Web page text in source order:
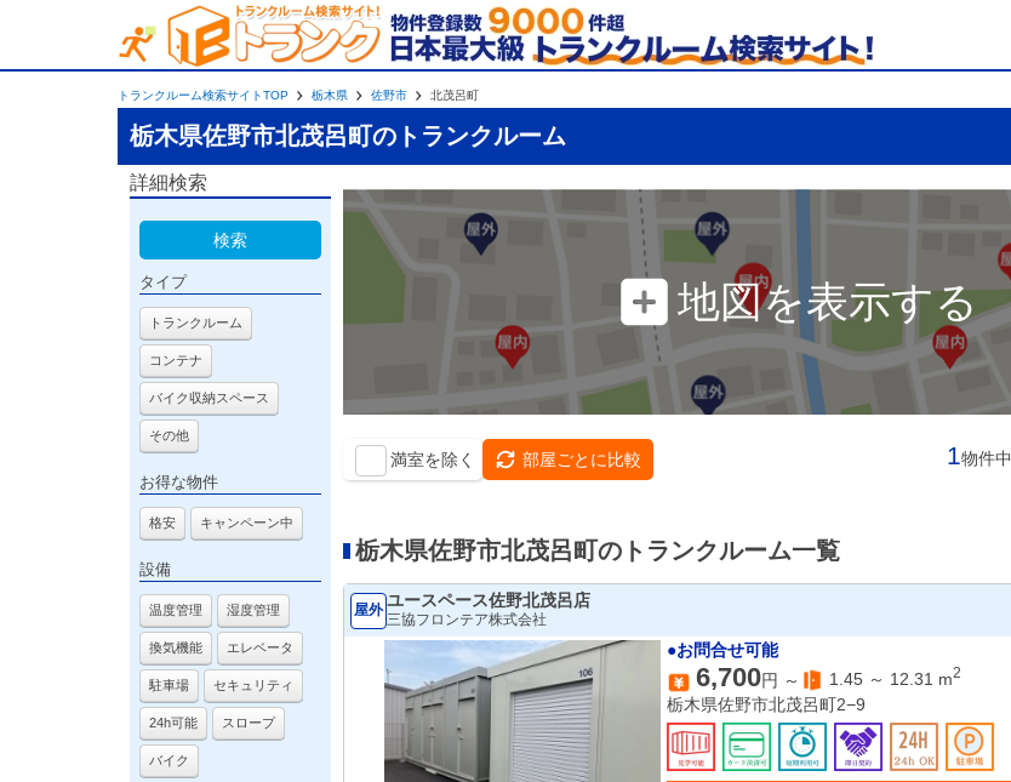
トランクルーム検索サイトTOP 栃木県 佐野市 北茂呂町
栃木県佐野市北茂呂町のトランクルーム
詳細検索
検索
タイプ
トランクルーム
コンテナ
バイク収納スペース
その他
お得な物件
格安 キャンペーン中
設備
温度管理 湿度管理
換気機能 エレベータ
駐車場 セキュリティ
24h可能 スロープ
バイク
地図を表示する
満室を除く 部屋ごとに比較 1物件中
栃木県佐野市北茂呂町のトランクルーム一覧
屋外 ユースペース佐野北茂呂店
三協フロンテア株式会社
●お問合せ可能
6,700円 ～ 1.45 ～ 12.31 m2
栃木県佐野市北茂呂町2−9